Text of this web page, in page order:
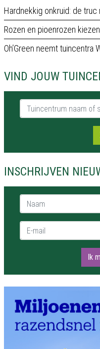
Hardnekkig onkruid: de
Rozen en pioenrozen kiezen
Oh’Green neemt tuincentra
VIND JOUW
Tuincentrum naam of
INSCHRIJVEN
Naam *
E-mail *
Ik